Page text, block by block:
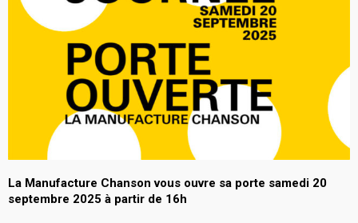
La Manufacture Chanson vous ouvre sa porte samedi 20
septembre 2025 à partir de 16h